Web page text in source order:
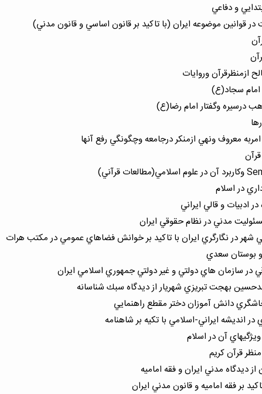
و دفاعي
در قوانين موضوعه ايران (با تاكيد بر قانون اساسي و قانون مدني)
ازمنظرقرآن وروايات
امام سجاد(ع)
درسيره وگفتار امام رضا(ع)
معروف ونهي ازمنكر درجامعه وچگونگي رفع آنها
در اسلام
ادبيات و قالي ايراني
مدني در نظام حقوقي ايران
شهر در نگارگري ايران با تاكيد بر خوانش فضاهاي عمومي در مكتب هرات
و بوستان سعدي
سازمان هاي دولتي و غير دولتي جمهوري اسلامي ايران
بهجت تبريزي شهريار از ديدگاه سبك شناسانه
دانش آموزان دختر مقطع راهنمايي
انديشه ايراني-اسلامي با تكيه بر شاهنامه
آن در اسلام
قرآن كريم
ديدگاه مدني ايران و فقه اماميه
بر فقه اماميه و قانون مدني ايران